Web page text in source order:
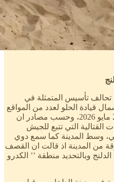
تأسيس المتمثلة في
قيادة الحلو لعدد من المواقع
بمدينة الدلنج صبيحة اليوم الاحد 24 مايو 2026، وحسب مصادر ان
التي تتبع للجيش
وسط المدينة كما سمع دوي
من المدينة اذ قالت ان القصف
وبالتحديد منطقة ’’ الكدرو